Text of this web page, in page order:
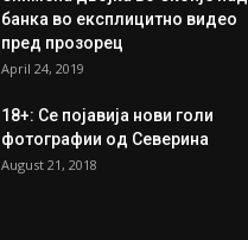
банка во експлицитно видео
пред прозорец
April 24, 2019
18+: Се појавија нови голи
фотографии од Северина
August 21, 2018